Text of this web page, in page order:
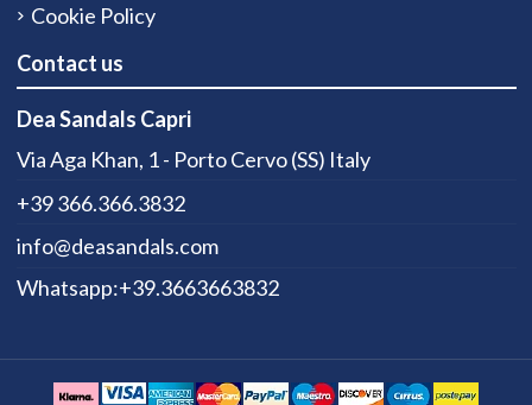
Cookie Policy
Contact us
Dea Sandals Capri
Via Aga Khan, 1 - Porto Cervo (SS) Italy
+39 366.366.3832
info@deasandals.com
Whatsapp:+39.3663663832